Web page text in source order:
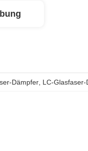
Dämpfer LC-